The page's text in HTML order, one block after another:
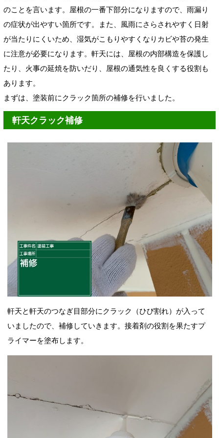
のことを言います。屋根の一番下部分になりますので、雨漏り
の症状が出やすい箇所です。また、風雨にさらされやすく日射
が当たりにくいため、湿気がこもりやすくなりカビや苔の発生
に注意が必要になります。軒天には、屋根の内部構造を保護し
たり、火事の延焼を防いだり、屋根の通気性を良くする役割も
あります。
まずは、塗装前にクラック箇所の補修を行いました。
軒天クラック補修
軒天と軒天のつなぎ目部分にクラック（ひび割れ）が入って
いましたので、補修していきます。接着剤の役割を果たすプ
ライマーを塗布します。